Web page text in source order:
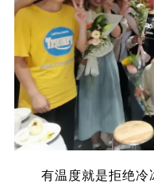
有温度就是拒绝冷